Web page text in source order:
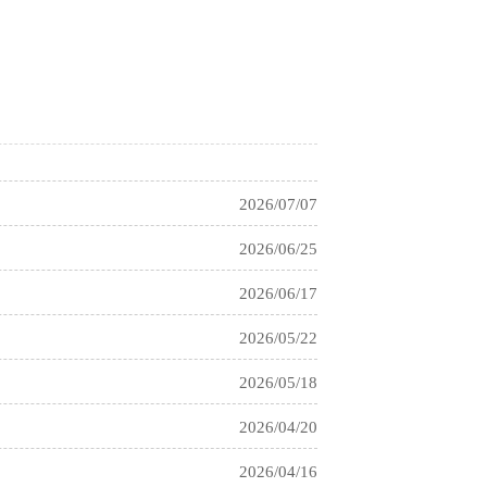
2026/07/07
2026/06/25
2026/06/17
2026/05/22
2026/05/18
2026/04/20
2026/04/16